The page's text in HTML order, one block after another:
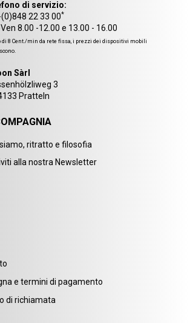
di servizio:
22 33 00*
8.00 -12.00 e 13.00 - 16.00
di 8 Cent./min da rete fissa, i prezzi dei dispositivi mobili
Sàrl
3
Pratteln
ritratto e filosofia
alla nostra Newsletter
e termini di pagamento
di richiamata